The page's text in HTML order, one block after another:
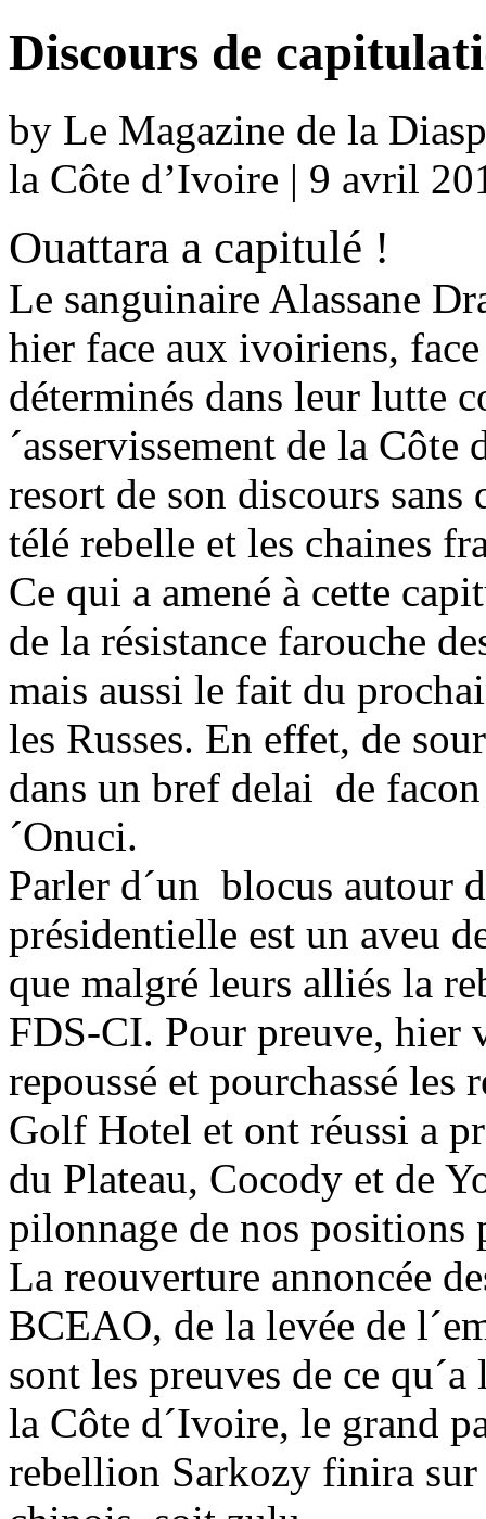
Discours de
by Le Magazine de la
la Côte d’Ivoire | 9 avril
Ouattara a capitulé !
Le sanguinaire Alassane
hier face aux ivoiriens,
déterminés dans leur lutte
´asservissement de la
resort de son discours
télé rebelle et les chaines
Ce qui a amené à cette
de la résistance farouche
mais aussi le fait du
les Russes. En effet, de
dans un bref delai de
´Onuci.
Parler d´un blocus autour
présidentielle est un aveu
que malgré leurs alliés la
FDS-CI. Pour preuve, hier
repoussé et pourchassé
Golf Hotel et ont réussi a
du Plateau, Cocody et de
pilonnage de nos positions
La reouverture annoncée
BCEAO, de la levée de
sont les preuves de ce
la Côte d´Ivoire, le grand
rebellion Sarkozy finira